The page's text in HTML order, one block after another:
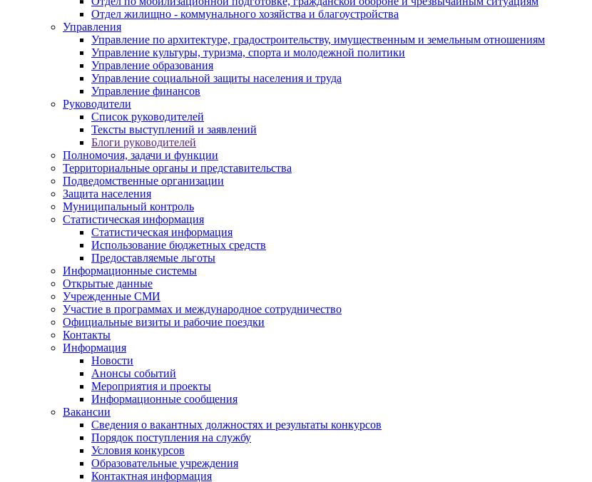
Отдел жилищно - коммунального хозяйства и благоустройства
Управления
Управление по архитектуре, градостроительству, имущественным и земельным отношениям
Управление культуры, туризма, спорта и молодежной политики
Управление образования
Управление социальной защиты населения и труда
Управление финансов
Руководители
Список руководителей
Тексты выступлений и заявлений
Блоги руководителей
Полномочия, задачи и функции
Территориальные органы и представительства
Подведомственные организации
Защита населения
Муниципальный контроль
Статистическая информация
Статистическая информация
Использование бюджетных средств
Предоставляемые льготы
Информационные системы
Открытые данные
Учрежденные СМИ
Участие в программах и международное сотрудничество
Официальные визиты и рабочие поездки
Контакты
Информация
Новости
Анонсы событий
Мероприятия и проекты
Информационные сообщения
Вакансии
Сведения о вакантных должностях и результаты конкурсов
Порядок поступления на службу
Условия конкурсов
Образовательные учреждения
Контактная информация